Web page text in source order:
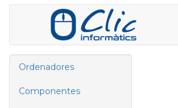
Ordenadores
Componentes